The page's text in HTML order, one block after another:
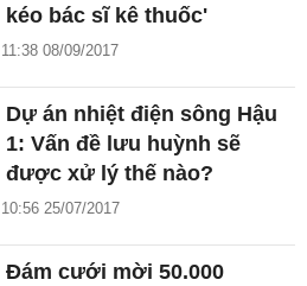
kéo bác sĩ kê thuốc'
11:38 08/09/2017
Dự án nhiệt điện sông Hậu
1: Vấn đề lưu huỳnh sẽ
được xử lý thế nào?
10:56 25/07/2017
Đám cưới mời 50.000